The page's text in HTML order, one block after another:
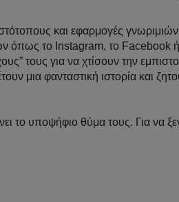
και εφαρμογές
όπως το Instagram, το Facebook
τους για να χτίσουν την
μια φανταστική ιστορία και
το υποψήφιο θύμα τους. Για να